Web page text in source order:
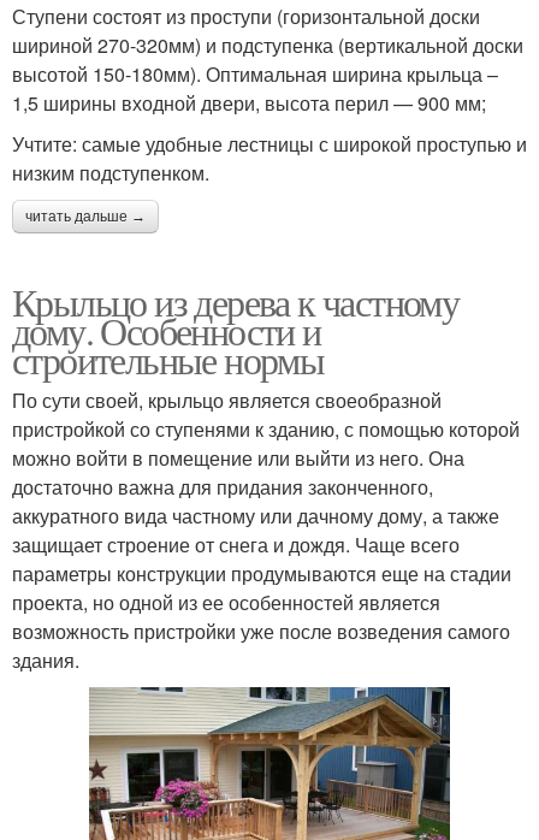
Ступени состоят из проступи (горизонтальной доски
шириной 270-320мм) и подступенка (вертикальной доски
высотой 150-180мм). Оптимальная ширина крыльца –
1,5 ширины входной двери, высота перил — 900 мм;
Учтите: самые удобные лестницы с широкой проступью и
низким подступенком.
читать дальше →
Крыльцо из дерева к частному
дому. Особенности и
строительные нормы
По сути своей, крыльцо является своеобразной
пристройкой со ступенями к зданию, с помощью которой
можно войти в помещение или выйти из него. Она
достаточно важна для придания законченного,
аккуратного вида частному или дачному дому, а также
защищает строение от снега и дождя. Чаще всего
параметры конструкции продумываются еще на стадии
проекта, но одной из ее особенностей является
возможность пристройки уже после возведения самого
здания.